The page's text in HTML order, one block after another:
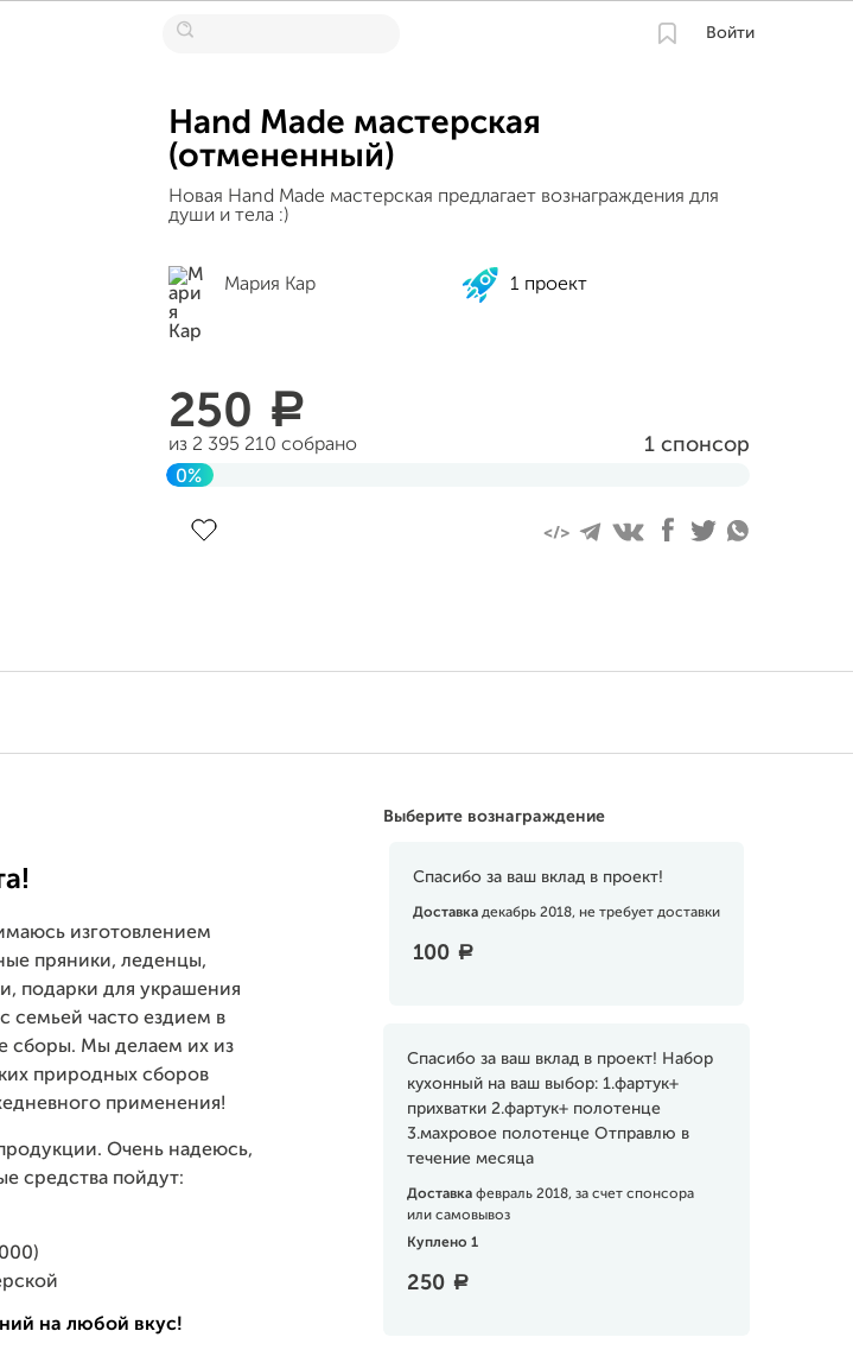
Войти
Hand Made мастерская
(отмененный)
Новая Hand Made мастерская предлагает вознаграждения для
души и тела :)
Мария Кар 1 проект
250 a
из 2 395 210 собрано 1 спонсор
0%
Выберите вознаграждение
Спасибо за ваш вклад в проект!
Доставка декабрь 2018, не требует доставки
100 a
Спасибо за ваш вклад в проект! Набор
кухонный на ваш выбор: 1.фартук+
прихватки 2.фартук+ полотенце
3.махровое полотенце Отправлю в
течение месяца
Доставка февраль 2018, за счет спонсора
или самовывоз
Куплено 1
250 a
изготовлением
пряники, леденцы,
подарки для украшения
семьей часто ездием в
сборы. Мы делаем их из
природных сборов
применения!
Очень надеюсь,
средства пойдут:
на любой вкус!